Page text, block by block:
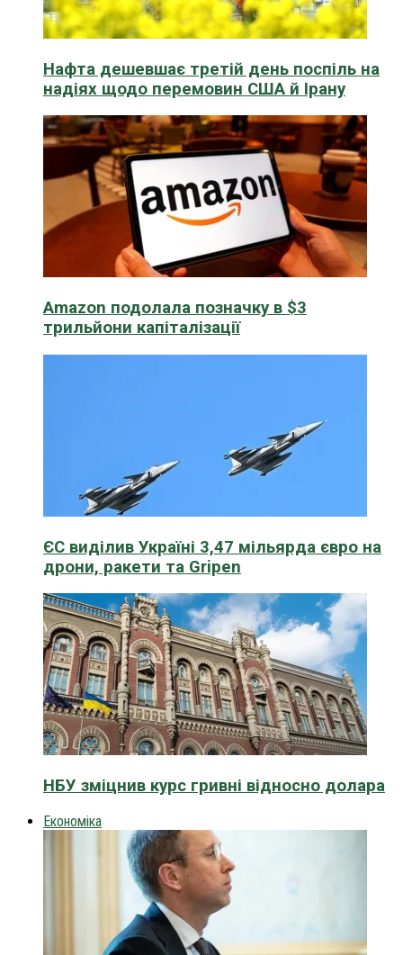
Нафта дешевшає третій день поспіль на
надіях щодо перемовин США й Ірану
Amazon подолала позначку в $3
трильйони капіталізації
ЄС виділив Україні 3,47 мільярда євро на
дрони, ракети та Gripen
НБУ зміцнив курс гривні відносно долара
Економіка